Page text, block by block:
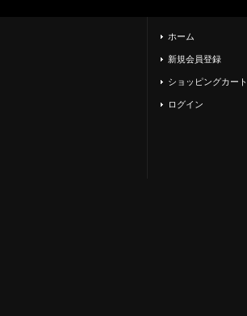
ホーム
新規会員登録
ショッピングカート
ログイン